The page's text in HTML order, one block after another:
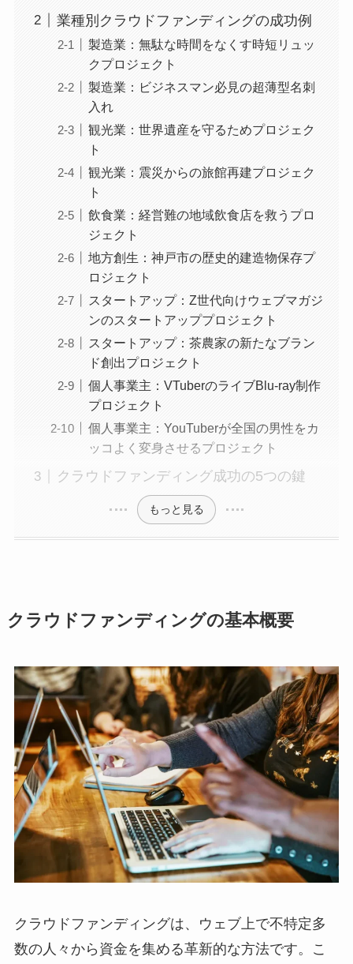
業種別クラウドファンディングの成功例
製造業：無駄な時間をなくす時短リュッ
クプロジェクト
製造業：ビジネスマン必見の超薄型名刺
入れ
観光業：世界遺産を守るためプロジェク
ト
観光業：震災からの旅館再建プロジェク
ト
飲食業：経営難の地域飲食店を救うプロ
ジェクト
地方創生：神戸市の歴史的建造物保存プ
ロジェクト
スタートアップ：Z世代向けウェブマガジ
ンのスタートアッププロジェクト
スタートアップ：茶農家の新たなブラン
ド創出プロジェクト
個人事業主：VTuberのライブBlu-ray制作
プロジェクト
個人事業主：YouTuberが全国の男性をカ
ッコよく変身させるプロジェクト
クラウドファンディング成功の5つの鍵
もっと見る
クラウドファンディングの基本概要
クラウドファンディングは、ウェブ上で不特定多
数の人々から資金を集める革新的な方法です。こ